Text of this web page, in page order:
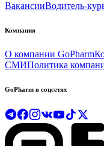
ВакансииВодитель-
Компания
О компании GoPharm
СМИПолитика
GoPharm в соцсетях